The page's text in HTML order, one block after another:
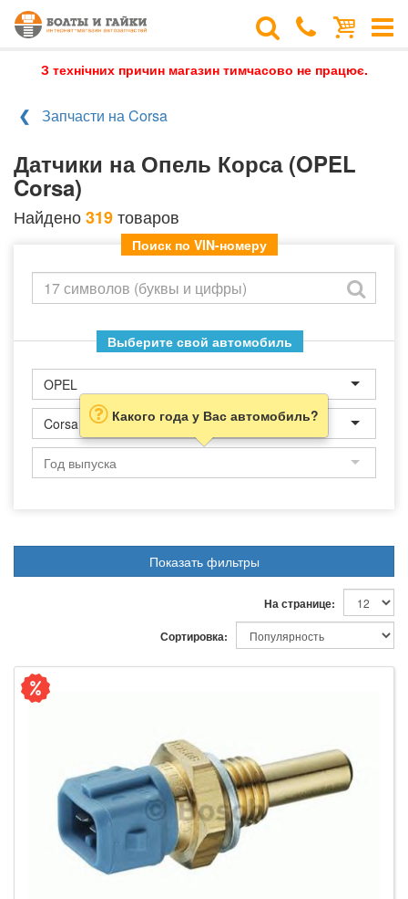
З технічних причин магазин тимчасово не працює.
Запчасти на Corsa
Датчики на Опель Корса (OPEL
Corsa)
Найдено319товаров
Поиск по VIN-номеру
Выберите свой автомобиль
OPEL
Corsa Какого года у Вас автомобиль?
Показать фильтры
На странице:
Сортировка: